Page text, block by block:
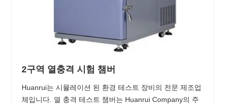
2구역 열충격 시험 챔버
Huanrui는 시뮬레이션 된 환경 테스트 장비의 전문 제조업
체입니다. 열 충격 테스트 챔버는 Huanrui Company의 주